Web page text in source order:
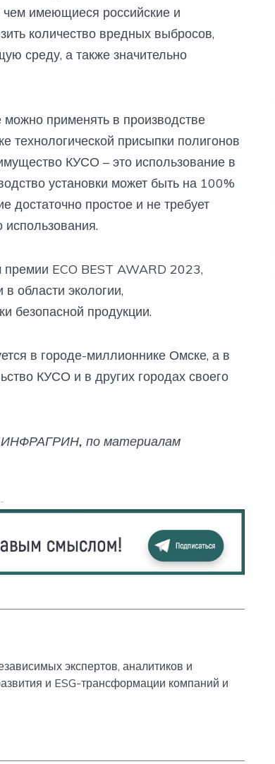
чем имеющиеся российские и
количество вредных выбросов,
среду, а также значительно
применять в производстве
технологической присыпки полигонов
КУСО – это использование в
установки может быть на 100%
достаточно простое и не требует
использования.
ECO BEST AWARD 2023,
области экологии,
безопасной продукции.
в городе-миллионнике Омске, а в
КУСО и в других городах своего
ИНФРАГРИН, по материалам
экспертов, аналитиков и
и ESG-трансформации компаний и